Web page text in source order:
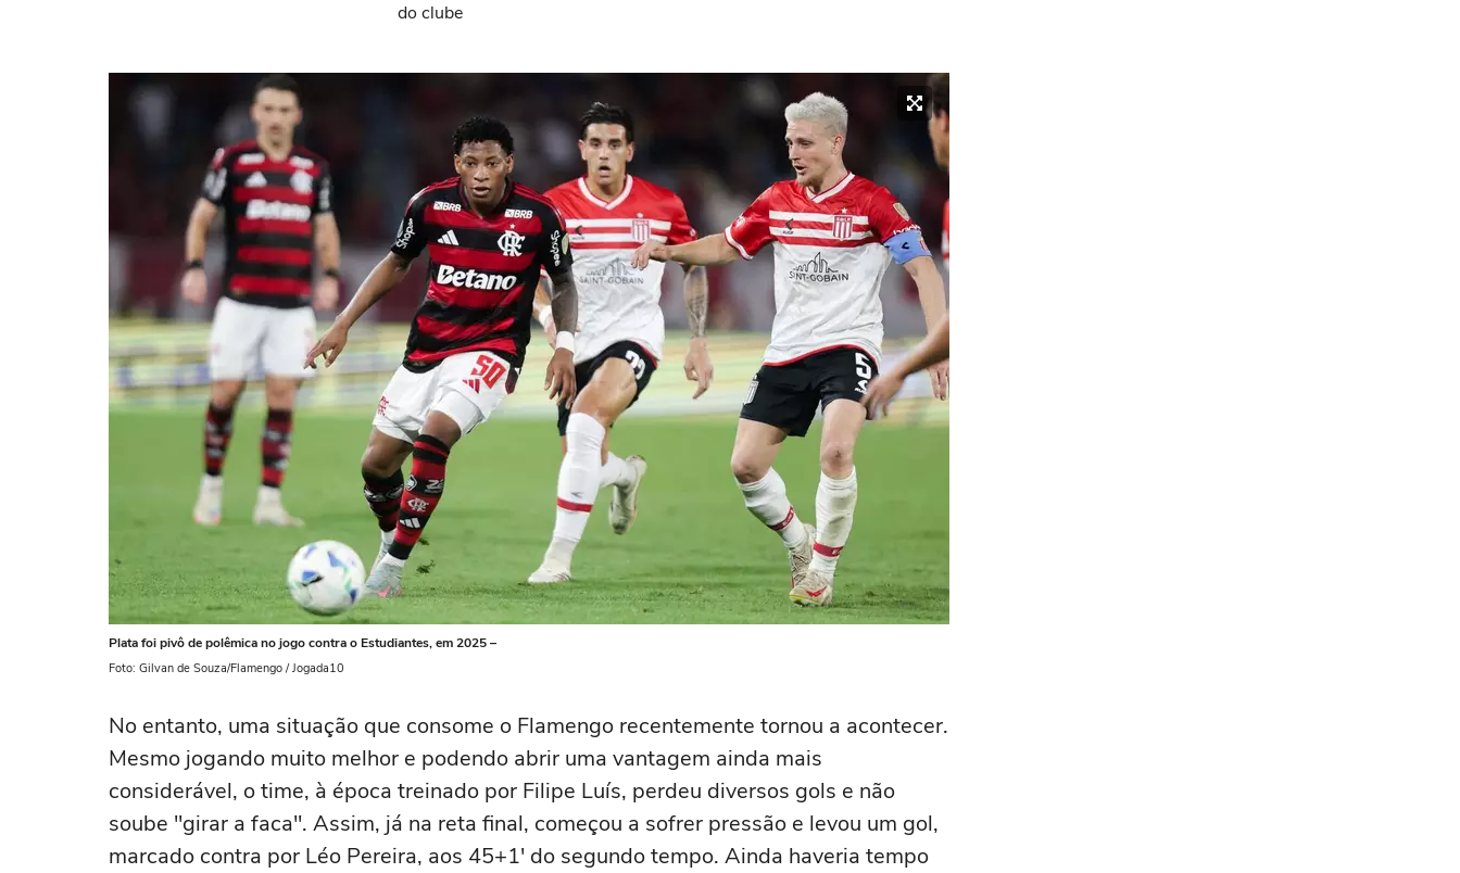
do clube
Plata foi pivô de polêmica no jogo contra o Estudiantes, em 2025 –
Foto: Gilvan de Souza/Flamengo / Jogada10
No entanto, uma situação que consome o Flamengo recentemente tornou a acontecer.
Mesmo jogando muito melhor e podendo abrir uma vantagem ainda mais
considerável, o time, à época treinado por Filipe Luís, perdeu diversos gols e não
soube "girar a faca". Assim, já na reta final, começou a sofrer pressão e levou um gol,
marcado contra por Léo Pereira, aos 45+1′ do segundo tempo. Ainda haveria tempo